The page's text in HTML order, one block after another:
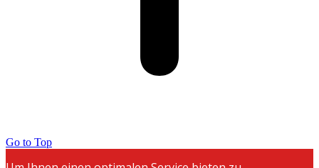
Go to Top